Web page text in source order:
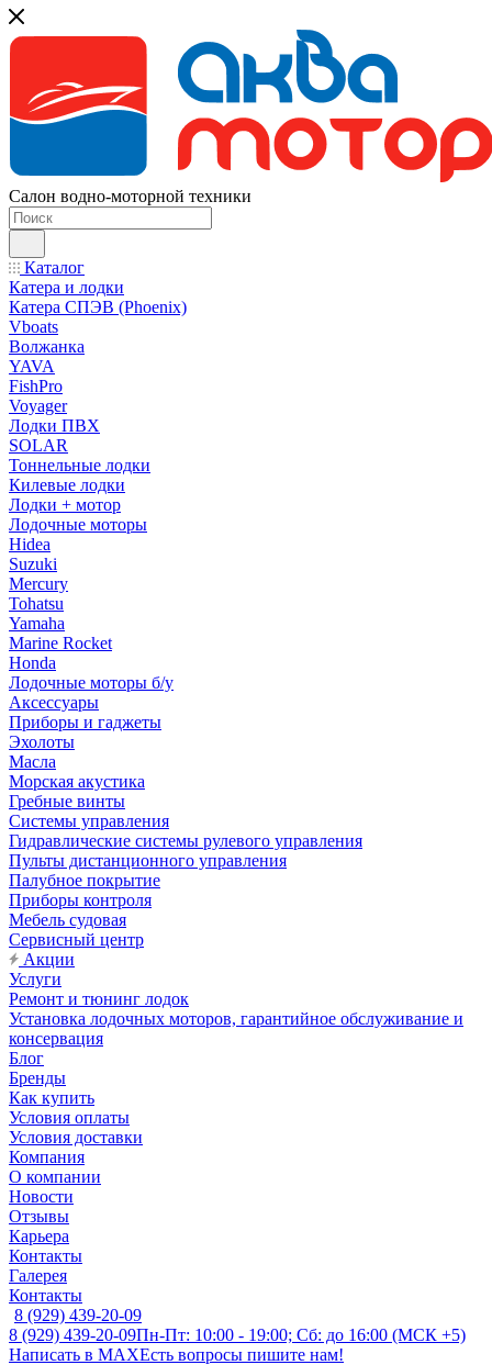
Салон водно-моторной техники
Каталог
Катера и лодки
Катера СПЭВ (Phoenix)
Vboats
Волжанка
YAVA
FishPro
Voyager
Лодки ПВХ
SOLAR
Тоннельные лодки
Килевые лодки
Лодки + мотор
Лодочные моторы
Hidea
Suzuki
Mercury
Tohatsu
Yamaha
Marine Rocket
Honda
Лодочные моторы б/у
Аксессуары
Приборы и гаджеты
Эхолоты
Масла
Морская акустика
Гребные винты
Системы управления
Гидравлические системы рулевого управления
Пульты дистанционного управления
Палубное покрытие
Приборы контроля
Мебель судовая
Сервисный центр
Акции
Услуги
Ремонт и тюнинг лодок
Установка лодочных моторов, гарантийное обслуживание и
консервация
Блог
Бренды
Как купить
Условия оплаты
Условия доставки
Компания
О компании
Новости
Отзывы
Карьера
Контакты
Галерея
Контакты
8 (929) 439-20-09
8 (929) 439-20-09Пн-Пт: 10:00 - 19:00; Сб: до 16:00 (МСК +5)
Написать в MAXЕсть вопросы пишите нам!